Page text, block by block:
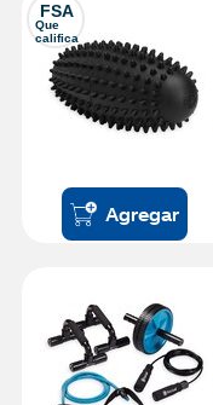
FSA
Que
califica
Agregar